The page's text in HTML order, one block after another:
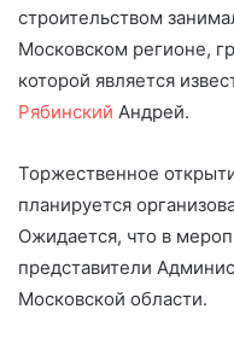
строительством
Московском регионе,
которой является
Рябинский Андрей.
Торжественное
планируется
Ожидается, что в
представители
Московской области.